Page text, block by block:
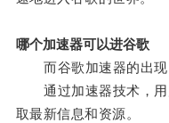
哪个加速器可以进谷歌
而谷歌加速器的出现
通过加速器技术，用
取最新信息和资源。